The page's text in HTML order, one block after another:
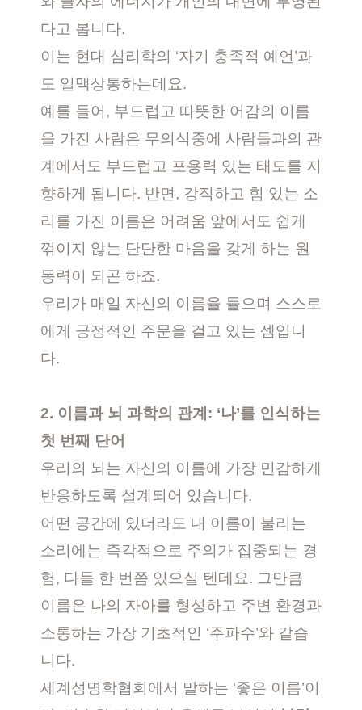
다고 봅니다.
이는 현대 심리학의 ‘자기 충족적 예언’과
도 일맥상통하는데요.
예를 들어, 부드럽고 따뜻한 어감의 이름
을 가진 사람은 무의식중에 사람들과의 관
계에서도 부드럽고 포용력 있는 태도를 지
향하게 됩니다. 반면, 강직하고 힘 있는 소
리를 가진 이름은 어려움 앞에서도 쉽게
꺾이지 않는 단단한 마음을 갖게 하는 원
동력이 되곤 하죠.
우리가 매일 자신의 이름을 들으며 스스로
에게 긍정적인 주문을 걸고 있는 셈입니
다.
2. 이름과 뇌 과학의 관계: ‘나’를 인식하는
첫 번째 단어
우리의 뇌는 자신의 이름에 가장 민감하게
반응하도록 설계되어 있습니다.
어떤 공간에 있더라도 내 이름이 불리는
소리에는 즉각적으로 주의가 집중되는 경
험, 다들 한 번쯤 있으실 텐데요. 그만큼
이름은 나의 자아를 형성하고 주변 환경과
소통하는 가장 기초적인 ‘주파수’와 같습
니다.
세계성명학협회에서 말하는 ‘좋은 이름’이